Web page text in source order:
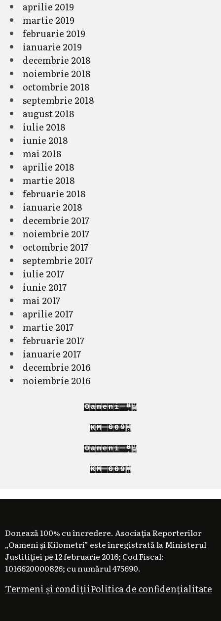
aprilie 2019
martie 2019
februarie 2019
ianuarie 2019
decembrie 2018
noiembrie 2018
octombrie 2018
septembrie 2018
august 2018
iulie 2018
iunie 2018
mai 2018
aprilie 2018
martie 2018
februarie 2018
ianuarie 2018
decembrie 2017
noiembrie 2017
octombrie 2017
septembrie 2017
iulie 2017
iunie 2017
mai 2017
aprilie 2017
martie 2017
februarie 2017
ianuarie 2017
decembrie 2016
noiembrie 2016
Oameni
10
KM
0103
Oameni
10
KM
0103
Donează 100% cu încredere. Asociația Reporterilor
„Oameni și Kilometri” este înregistrată la Ministerul
Justitiției pe 12 februarie 2016; Cod Fiscal:
1016620000826; cu numărul 475690.
Termeni și condițiiPolitica de confidențialitate